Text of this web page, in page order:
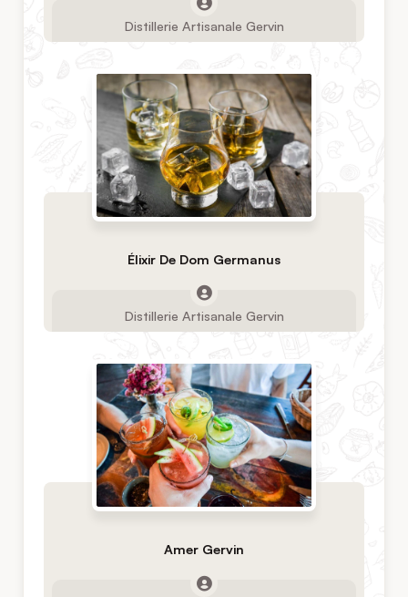
Distillerie Artisanale Gervin
Élixir De Dom Germanus
Distillerie Artisanale Gervin
Amer Gervin